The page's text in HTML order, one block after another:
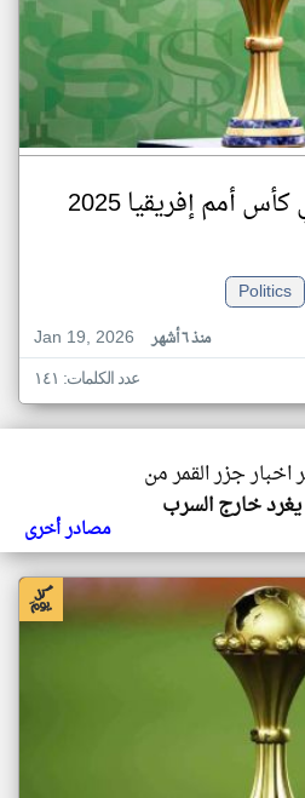
أمم إفريقيا 2025
Politics
Jan 19, 2026
منذ ٦ أشهر
عدد الكلمات: ١٤١
اخبار جزر القمر من
خارج السرب
مصادر أخرى